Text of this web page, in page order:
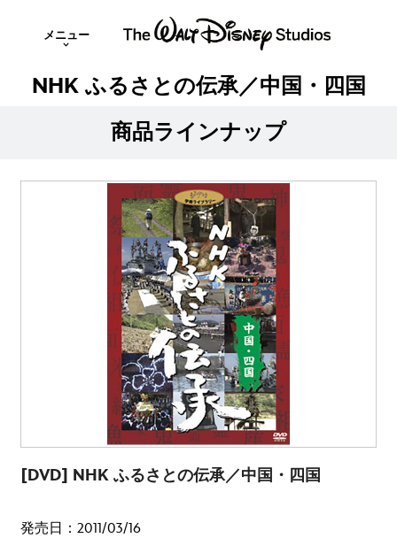
メニュー
NHK ふるさとの伝承／中国・四国
商品ラインナップ
[DVD] NHK ふるさとの伝承／中国・四国
発売日：2011/03/16